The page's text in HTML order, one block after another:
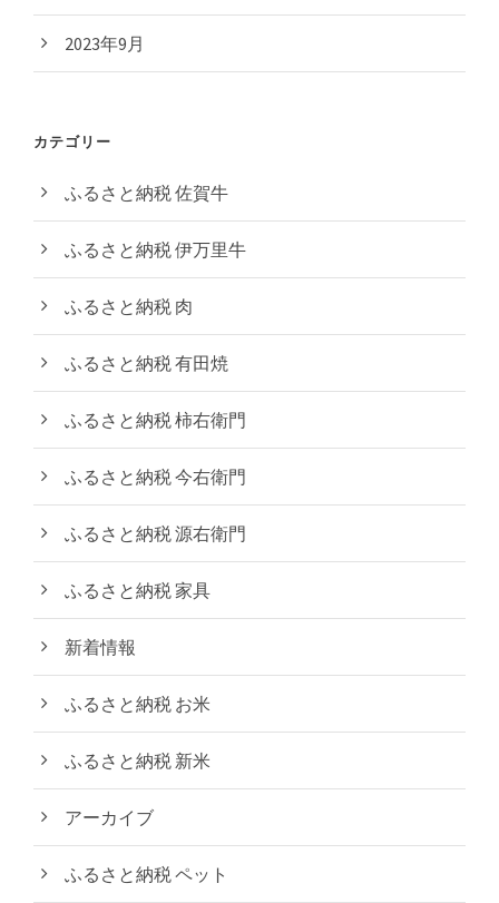
2023年9月
カテゴリー
ふるさと納税 佐賀牛
ふるさと納税 伊万里牛
ふるさと納税 肉
ふるさと納税 有田焼
ふるさと納税 柿右衛門
ふるさと納税 今右衛門
ふるさと納税 源右衛門
ふるさと納税 家具
新着情報
ふるさと納税 お米
ふるさと納税 新米
アーカイブ
ふるさと納税 ペット